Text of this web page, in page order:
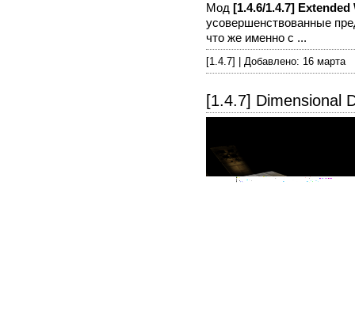
Мод [1.4.6/1.4.7]
усовершенствованные
что же именно с ...
[1.4.7] | Добавлено: 16 марта
[1.4.7] Dimensional